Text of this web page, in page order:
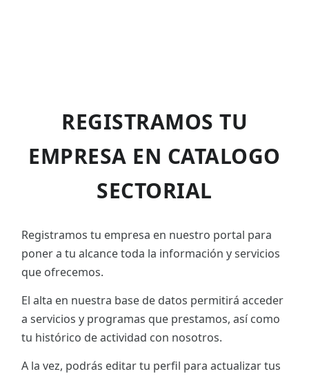
REGISTRAMOS TU
EMPRESA EN CATALOGO
SECTORIAL
Registramos tu empresa en nuestro portal para
poner a tu alcance toda la información y servicios
que ofrecemos.
El alta en nuestra base de datos permitirá acceder
a servicios y programas que prestamos, así como
tu histórico de actividad con nosotros.
A la vez, podrás editar tu perfil para actualizar tus